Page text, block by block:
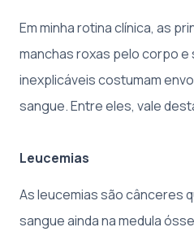
Em minha rotina clínica, as
manchas roxas pelo corpo
inexplicáveis costumam
sangue. Entre eles, vale
Leucemias
As leucemias são cânceres
sangue ainda na medula